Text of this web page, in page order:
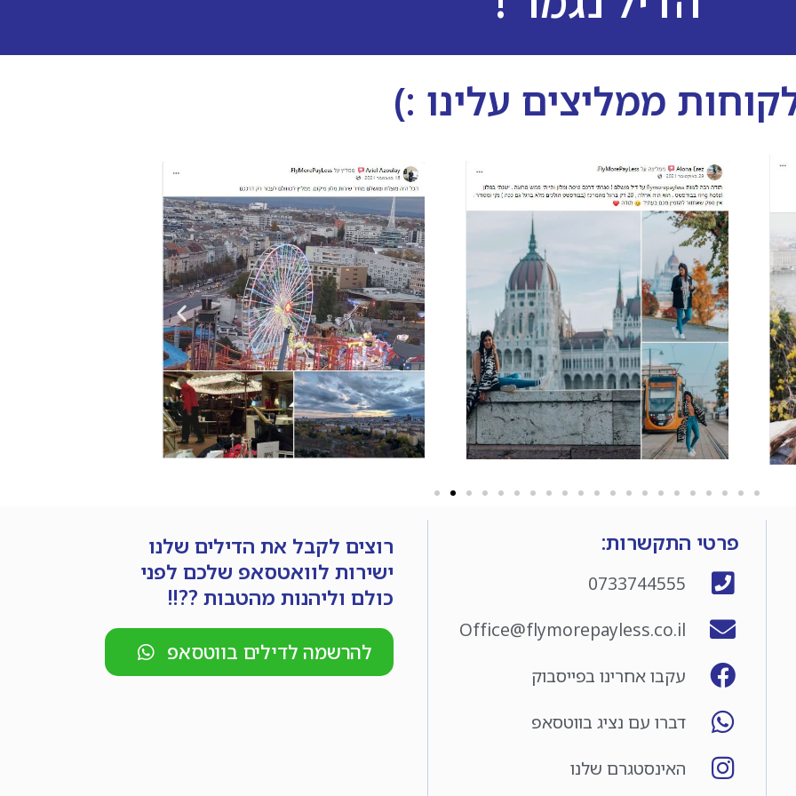
ממליצים עלינו :)
פרטי התקשרות:
0733744555
Office@flymorepayless.co.il
עקבו אחרינו בפייסבוק
דברו עם נציג בווטסאפ
האינסטגרם שלנו
רוצים לקבל את הדילים שלנו
ישירות לוואטסאפ שלכם לפני
כולם וליהנות מהטבות ??!!
להרשמה לדילים בווטסאפ